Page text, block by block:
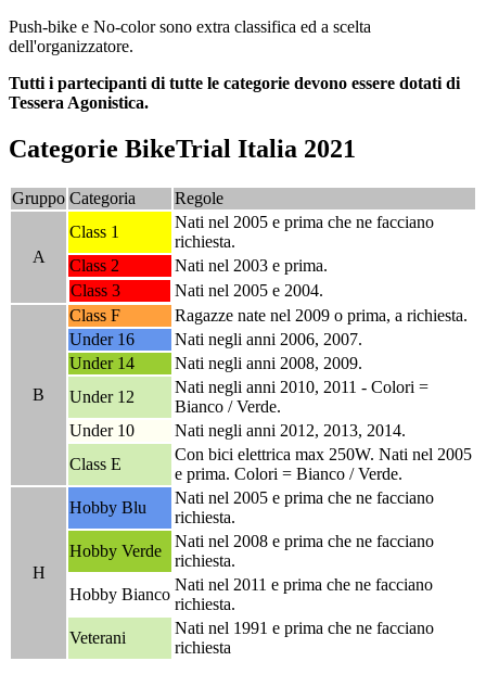
Push-bike e No-color sono extra classifica ed a scelta
dell'organizzatore.
Tutti i partecipanti di tutte le categorie devono essere dotati di
Tessera Agonistica.
Categorie BikeTrial Italia 2021
Gruppo Categoria Regole
A
Class 1
Nati nel 2005 e prima che ne facciano
richiesta.
Class 2
Nati nel 2003 e prima.
Class 3
Nati nel 2005 e 2004.
B
Class F
Ragazze nate nel 2009 o prima, a richiesta.
Under 16
Nati negli anni 2006, 2007.
Under 14
Nati negli anni 2008, 2009.
Under 12
Nati negli anni 2010, 2011 - Colori =
Bianco / Verde.
Under 10
Nati negli anni 2012, 2013, 2014.
Class E
Con bici elettrica max 250W. Nati nel 2005
e prima. Colori = Bianco / Verde.
H
Hobby Blu
Nati nel 2005 e prima che ne facciano
richiesta.
Hobby Verde
Nati nel 2008 e prima che ne facciano
richiesta.
Hobby Bianco
Nati nel 2011 e prima che ne facciano
richiesta.
Veterani
Nati nel 1991 e prima che ne facciano
richiesta